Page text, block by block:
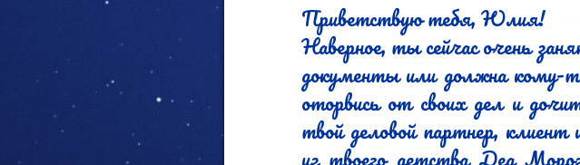
Приветствую тебя, Юлия!
Наверное, ты сейчас очень
документы или должна
оторвись от своих дел и
твой деловой партнер,